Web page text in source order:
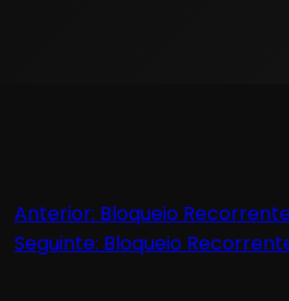
Beach
Navegação
de
Anterior: Bloqueio
Seguinte: Bloqueio